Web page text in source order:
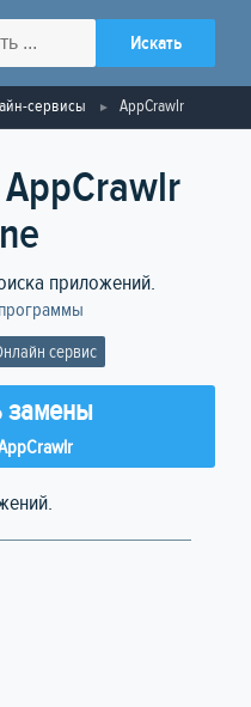
сервисы AppCrawlr
приложений.
сервис
замены